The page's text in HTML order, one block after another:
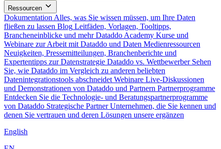
Ressourcen
Dokumentation Alles, was Sie wissen müssen, um Ihre Daten
fließen zu lassen Blog Leitfäden, Vorlagen, Tooltipps,
Brancheneinblicke und mehr Dataddo Academy Kurse und
Webinare zur Arbeit mit Dataddo und Daten Medienressourcen
Neuigkeiten, Pressemitteilungen, Branchenberichte und
Expertentipps zur Datenstrategie Dataddo vs. Wettbewerber Sehen
Sie, wie Dataddo im Vergleich zu anderen beliebten
Datenintegrationstools abschneidet Webinare Live-Diskussionen
und Demonstrationen von Dataddo und Partnern Partnerprogramme
Entdecken Sie die Technologie- und Beratungspartnerprogramme
von Dataddo Strategische Partner Unternehmen, die Sie kennen und
denen Sie vertrauen und deren Lösungen unsere ergänzen
English